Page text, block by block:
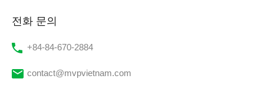
전화 문의
‭+84-84-670-2884‬
contact@mvpvietnam.com